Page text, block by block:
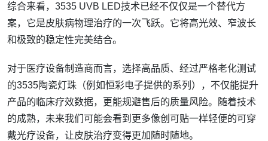
综合来看，3535 UVB LED技术已经不仅仅是一个替代方
案，它是皮肤病物理治疗的一次飞跃。它将高光效、窄波长
和极致的稳定性完美结合。
对于医疗设备制造商而言，选择高品质、经过严格老化测试
的3535陶瓷灯珠（例如恒彩电子提供的系列），不仅能提升
产品的临床疗效数据，更能规避售后的质量风险。随着技术
的成熟，未来我们可能会看到更多像创可贴一样轻便的可穿
戴光疗设备，让皮肤治疗变得更加随时随地。